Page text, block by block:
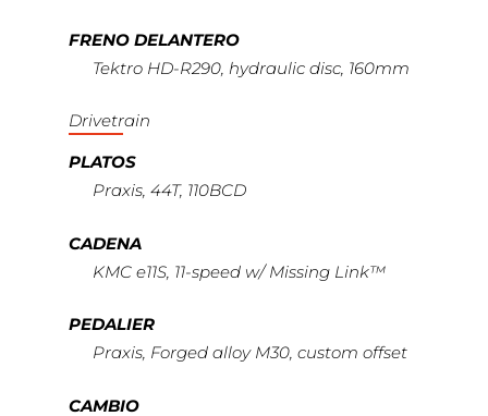
FRENO DELANTERO
Tektro HD-R290, hydraulic disc, 160mm
Drivetrain
PLATOS
Praxis, 44T, 110BCD
CADENA
KMC e11S, 11-speed w/ Missing Link™
PEDALIER
Praxis, Forged alloy M30, custom offset
CAMBIO